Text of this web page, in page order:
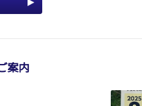
案内